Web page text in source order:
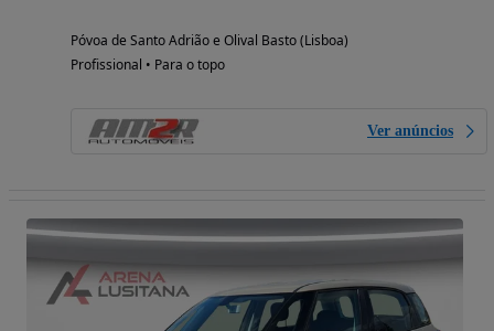
Póvoa de Santo Adrião e Olival Basto (Lisboa)
Profissional • Para o topo
Ver anúncios